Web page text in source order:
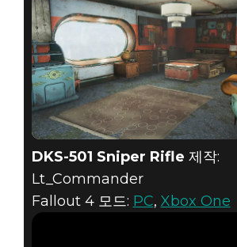
DKS-501 Sniper Rifle 제작:
Lt_Commander
Fallout 4 모드: PC, Xbox One